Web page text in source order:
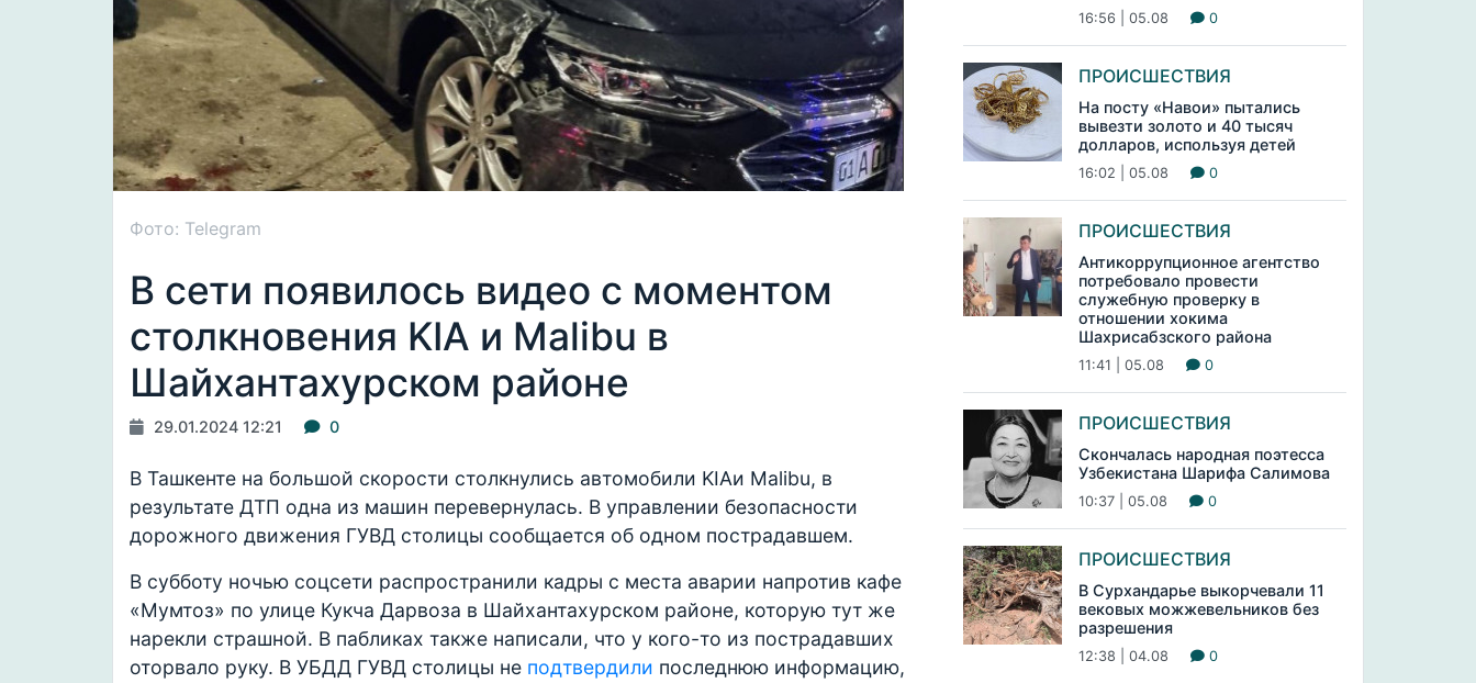
Фото: Telegram
В сети появилось видео с моментом
столкновения KIA и Malibu в
Шайхантахурском районе
29.01.2024 12:21 0
В Ташкенте на большой скорости столкнулись автомобили KIAи Malibu, в
результате ДТП одна из машин перевернулась. В управлении безопасности
дорожного движения ГУВД столицы сообщается об одном пострадавшем.
В субботу ночью соцсети распространили кадры с места аварии напротив кафе
«Мумтоз» по улице Кукча Дарвоза в Шайхантахурском районе, которую тут же
нарекли страшной. В пабликах также написали, что у кого-то из пострадавших
оторвало руку. В УБДД ГУВД столицы не подтвердили последнюю информацию,
16:56 | 05.08 0
ПРОИСШЕСТВИЯ
На посту «Навои» пытались
вывезти золото и 40 тысяч
долларов, используя детей
16:02 | 05.08 0
ПРОИСШЕСТВИЯ
Антикоррупционное агентство
потребовало провести
служебную проверку в
отношении хокима
Шахрисабзского района
11:41 | 05.08 0
ПРОИСШЕСТВИЯ
Скончалась народная поэтесса
Узбекистана Шарифа Салимова
10:37 | 05.08 0
ПРОИСШЕСТВИЯ
В Сурхандарье выкорчевали 11
вековых можжевельников без
разрешения
12:38 | 04.08 0